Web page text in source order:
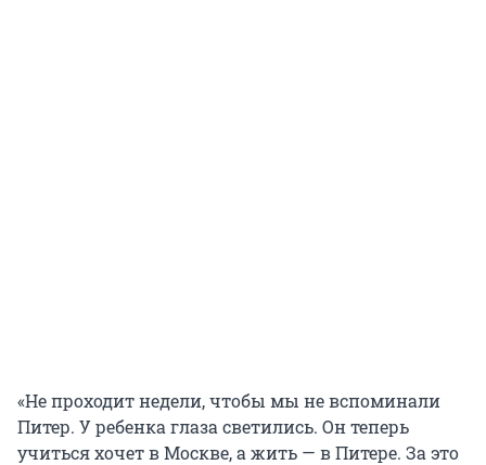
«Не проходит недели, чтобы мы не вспоминали
Питер. У ребенка глаза светились. Он теперь
учиться хочет в Москве, а жить — в Питере. За это